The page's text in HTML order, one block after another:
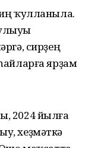
ҡулланыла.
сирҙең
ярҙам
2024 йылға
хеҙмәткә